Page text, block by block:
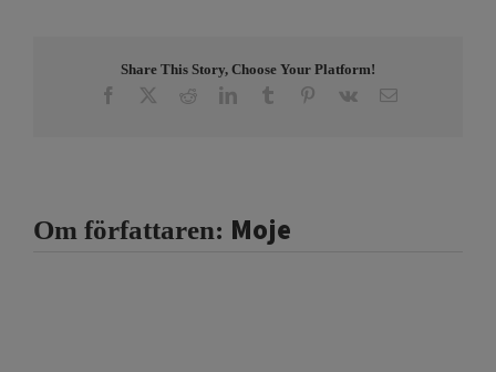
Share This Story, Choose Your Platform!
Facebook RedditLinkedInTumblr Pinterest
Vk E-
Om författaren: Moje